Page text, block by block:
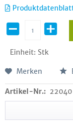
Einheit: Stk
Merken
Artikel-Nr.: 22040